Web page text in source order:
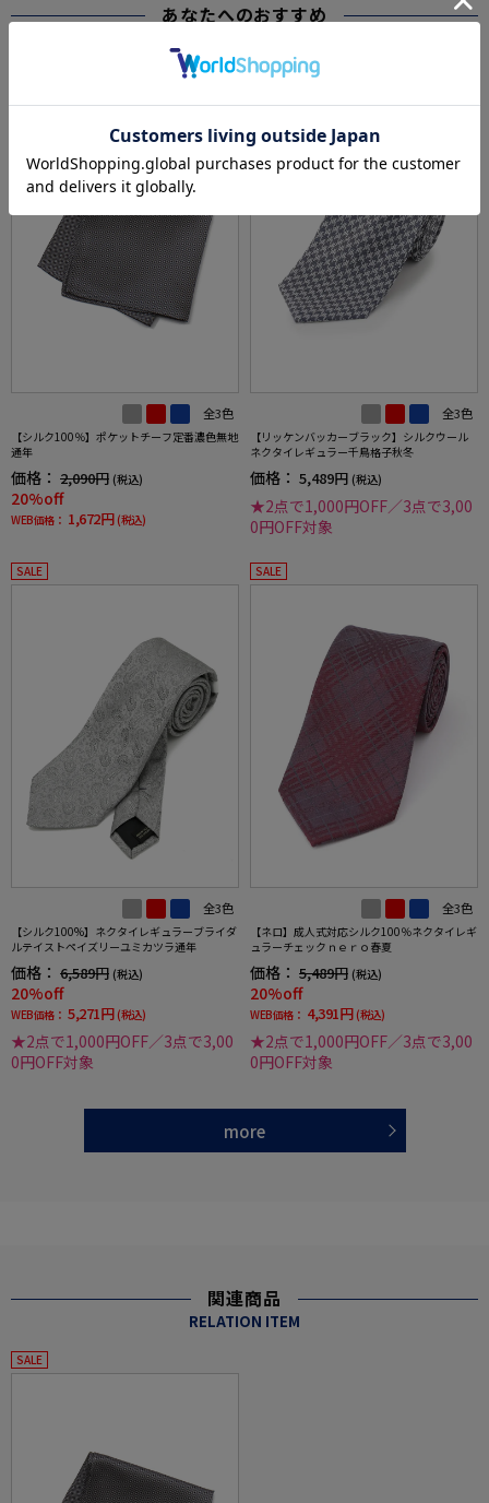
あなたへのおすすめ
全3色
【シルク100％】ポケットチーフ定番濃色無地
通年
価格： 2,090円 (税込)
20%off
WEB価格： 1,672円 (税込)
全3色
【リッケンバッカーブラック】シルクウール
ネクタイレギュラー千鳥格子秋冬
価格： 5,489円 (税込)
★2点で1,000円OFF／3点で3,00
0円OFF対象
SALE
全3色
【シルク100%】ネクタイレギュラーブライダ
ルテイストペイズリーユミカツラ通年
価格： 6,589円 (税込)
20%off
WEB価格： 5,271円 (税込)
★2点で1,000円OFF／3点で3,00
0円OFF対象
SALE
全3色
【ネロ】成人式対応シルク100％ネクタイレギ
ュラーチェックｎｅｒｏ春夏
価格： 5,489円 (税込)
20%off
WEB価格： 4,391円 (税込)
★2点で1,000円OFF／3点で3,00
0円OFF対象
more
関連商品
RELATION ITEM
SALE